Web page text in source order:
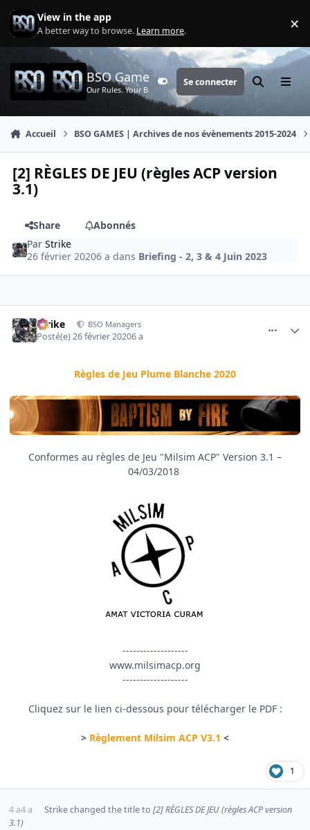
Aller au contenu
View in the app
A better way to browse. Learn more. ×
BSO Games
Our Rules. Your Battle.Customizer
Se connecter Rechercher
Menu
Accueil BSO GAMES | Archives de nos évènements 2015-2024
[2] RÈGLES DE JEU (règles ACP version
3.1)
Share
Abonnés
ParStrike
26 février 20206 a dans Briefing - 2, 3 & 4 Juin 2023
Strike BSO Managers
Posté(e)26 février 20206 a
Règles de Jeu Plume Blanche 2020
Conformes au règles de Jeu "Milsim ACP" Version 3.1 –
04/03/2018
-------------------
www.milsimacp.org
-------------------
Cliquez sur le lien ci-dessous pour télécharger le PDF :
> Règlement Milsim ACP V3.1 <
1
4 a4 a Strikechanged the title to [2] RÈGLES DE JEU (règles ACP version
3.1)